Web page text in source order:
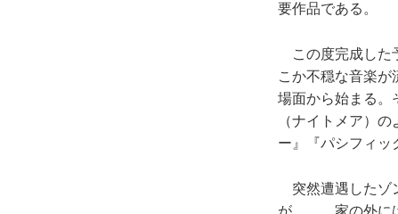
要作品である。
この度完成した
こか不穏な音楽が
場面から始まる。
（ナイトメア）
ー』『パシフィッ
突然遭遇したゾ
が……。家の外に